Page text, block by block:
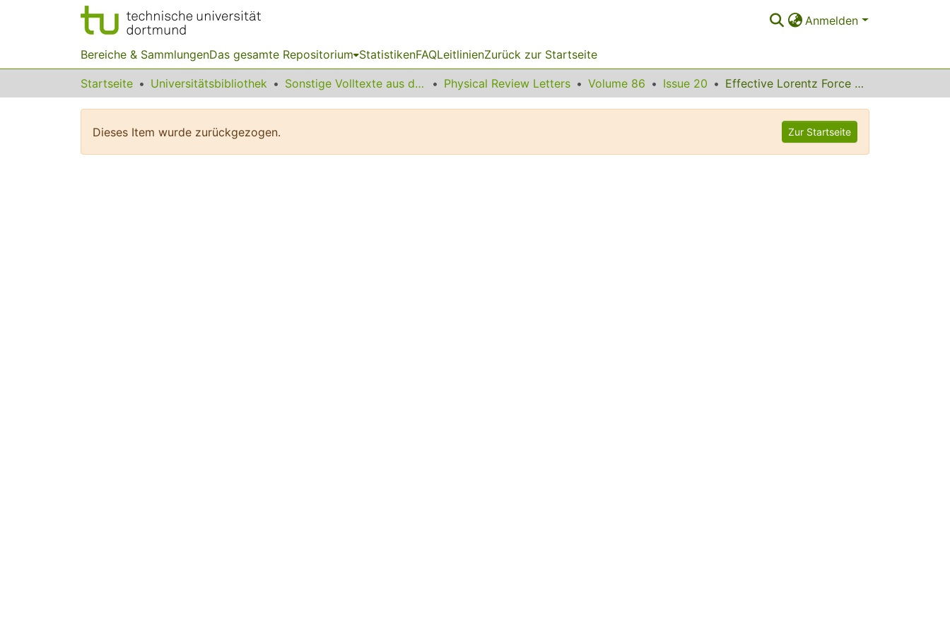
Anmelden
Bereiche & SammlungenDas gesamte Repositorium StatistikenFAQLeitlinienZurück zur Startseite
Startseite Universitätsbibliothek Sonstige Volltexte aus dem Bibliotheksangebot Physical Review Letters Volume 86 Issue 20 Effective Lorentz Force due to Small-Angle Impurity Scattering: Magnetotransport in High-Tc Superconductors
Dieses Item wurde zurückgezogen. Zur Startseite